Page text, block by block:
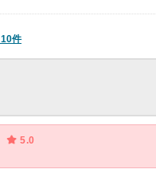
件
5.0